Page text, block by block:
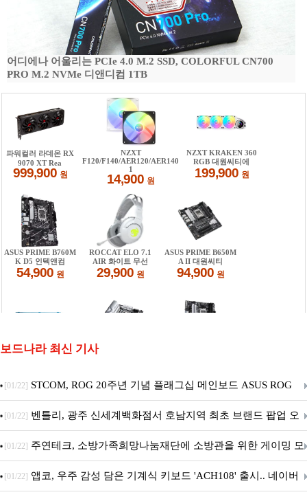
어디에나 어울리는 PCIe 4.0 M.2 SSD, COLORFUL CN700
PRO M.2 NVMe 디앤디컴 1TB
보드나라 최신 기사
[01/22] STCOM, ROG 20주년 기념 플래그십 메인보드 ASUS ROG
Crosshair X870E EDITION 20 국내 출시 예정
[01/22] 벤틀리, 광주 신세계백화점서 호남지역 최초 브랜드 팝업 오
픈
[01/22] 주연테크, 소방가족희망나눔재단에 소방관을 위한 게이밍 모
니터·스마트 펫 침대 기부
[01/22] 앱코, 우주 감성 담은 기계식 키보드 'ACH108' 출시.. 네이버